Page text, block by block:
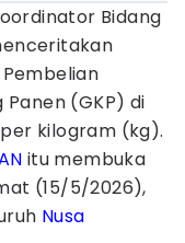
Bidang
(GKP) di
kilogram (kg).
itu membuka
(15/5/2026),
Nusa